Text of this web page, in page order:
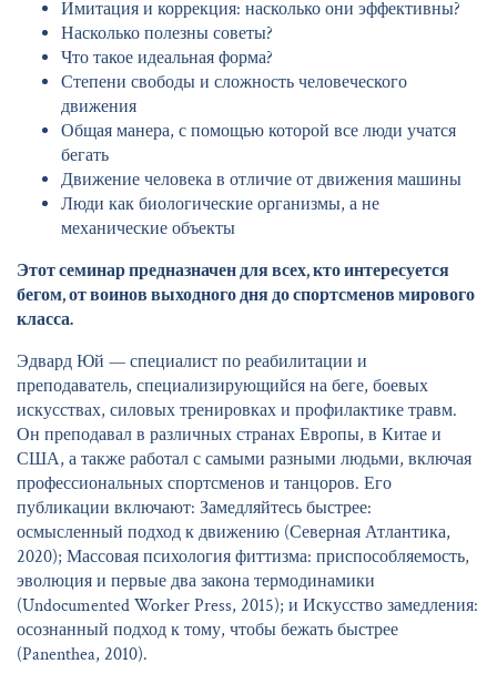
Имитация и коррекция: насколько они эффективны?
Насколько полезны советы?
Что такое идеальная форма?
Степени свободы и сложность человеческого
движения
Общая манера, с помощью которой все люди учатся
бегать
Движение человека в отличие от движения машины
Люди как биологические организмы, а не
механические объекты
Этот семинар предназначен для всех, кто интересуется
бегом, от воинов выходного дня до спортсменов мирового
класса.
Эдвард Юй — специалист по реабилитации и
преподаватель, специализирующийся на беге, боевых
искусствах, силовых тренировках и профилактике травм.
Он преподавал в различных странах Европы, в Китае и
США, а также работал с самыми разными людьми, включая
профессиональных спортсменов и танцоров. Его
публикации включают: Замедляйтесь быстрее:
осмысленный подход к движению (Северная Атлантика,
2020); Массовая психология фиттизма: приспособляемость,
эволюция и первые два закона термодинамики
(Undocumented Worker Press, 2015); и Искусство замедления:
осознанный подход к тому, чтобы бежать быстрее
(Panenthea, 2010).